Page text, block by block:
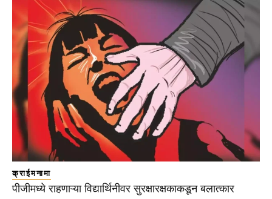
क्राईमनामा
पीजीमध्ये राहणाऱ्या विद्यार्थिनीवर सुरक्षारक्षकाकडून बलात्कार